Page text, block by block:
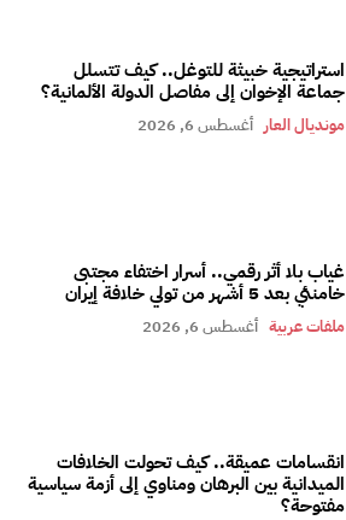
استراتيجية خبيثة للتوغل.. كيف تتسلل
جماعة الإخوان إلى مفاصل الدولة الألمانية؟
مونديال العار أغسطس 6, 2026
غياب بلا أثر رقمي.. أسرار اختفاء مجتبى
خامنئي بعد 5 أشهر من تولي خلافة إيران
ملفات عربية أغسطس 6, 2026
انقسامات عميقة.. كيف تحولت الخلافات
الميدانية بين البرهان ومناوي إلى أزمة سياسية
مفتوحة؟